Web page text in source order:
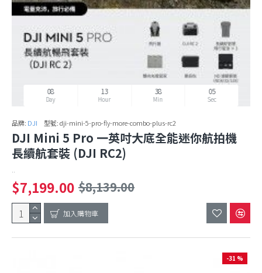
08
Day
13
Hour
38
Min
02
Sec
品牌: DJI 型號:dji-mini-5-pro-fly-more-combo-plus-rc2
DJI Mini 5 Pro 一英吋大底全能迷你航拍機
長續航套裝 (DJI RC2)
..
$7,199.00 $8,139.00
加入購物車
-31 %